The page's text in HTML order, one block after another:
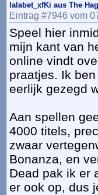
lalabet_xfKi aus The
Eintrag #7946 vom
Speel hier
mijn kant van
online vindt
praatjes. Ik
eerlijk gezegd
Aan spellen
4000 titels,
zwaar
Bonanza, en
Dead pak ik er
er ook op, dus